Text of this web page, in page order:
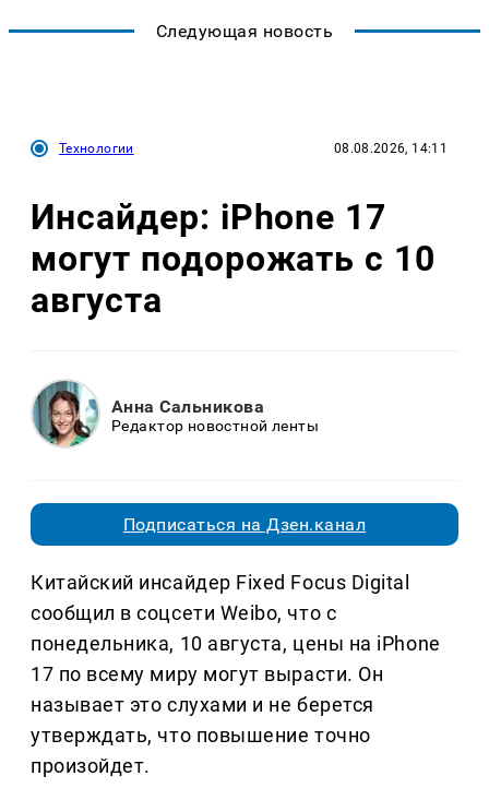
Следующая новость
Технологии 08.08.2026, 14:11
Инсайдер: iPhone 17
могут подорожать с 10
августа
Анна Сальникова
Редактор новостной ленты
Подписаться на Дзен.канал
Китайский инсайдер Fixed Focus Digital
сообщил в соцсети Weibo, что с
понедельника, 10 августа, цены на iPhone
17 по всему миру могут вырасти. Он
называет это слухами и не берется
утверждать, что повышение точно
произойдет.